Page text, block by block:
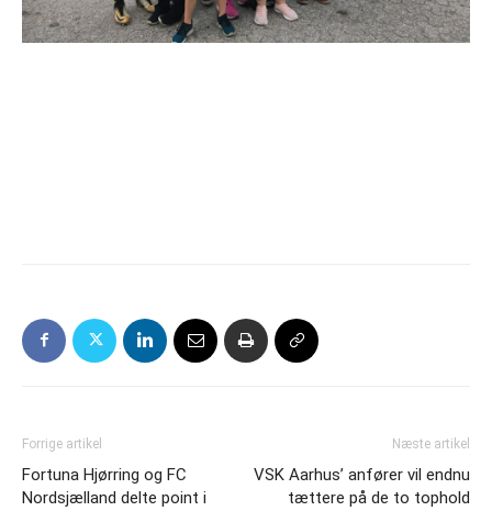
Forrige artikel
Fortuna Hjørring og FC
Nordsjælland delte point i
Næste artikel
VSK Aarhus’ anfører vil endnu
tættere på de to tophold